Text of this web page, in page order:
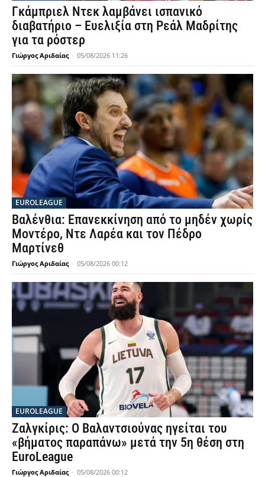
Γκάμπριελ Ντεκ λαμβάνει ισπανικό
διαβατήριο – Ευελιξία στη Ρεάλ Μαδρίτης
για τα ρόστερ
Γιώργος Αριδαίας - 05/08/2026 11:26
EUROLEAGUE
Βαλένθια: Επανεκκίνηση από το μηδέν χωρίς
Μοντέρο, Ντε Λαρέα και τον Πέδρο
Μαρτίνεθ
Γιώργος Αριδαίας - 05/08/2026 00:12
EUROLEAGUE
Ζαλγκίρις: Ο Βαλαντσιούνας ηγείται του
«βήματος παραπάνω» μετά την 5η θέση στη
EuroLeague
Γιώργος Αριδαίας - 05/08/2026 00:12